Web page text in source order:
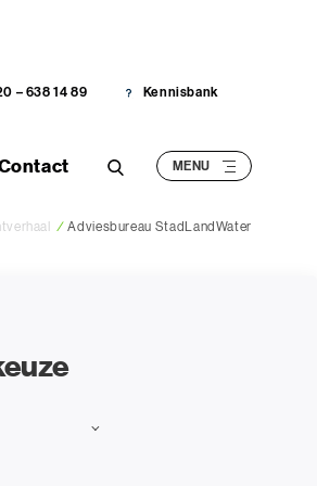
– 638 14 89 Kennisbank
/ Adviesbureau StadLandWater